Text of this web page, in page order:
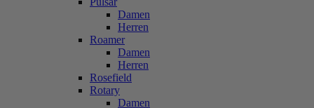
Damen
Herren
Roamer
Damen
Herren
Rosefield
Rotary
Damen